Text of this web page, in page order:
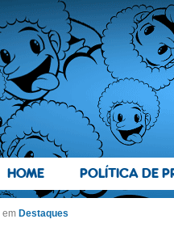
HOME POLÍTICA DE
em Destaques